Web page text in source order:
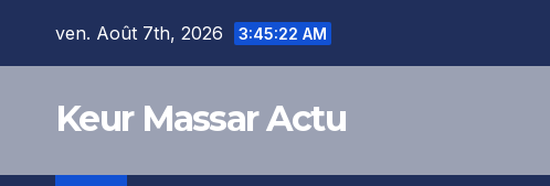
ven. Août 7th, 2026 3:45:23 AM
Keur Massar Actu